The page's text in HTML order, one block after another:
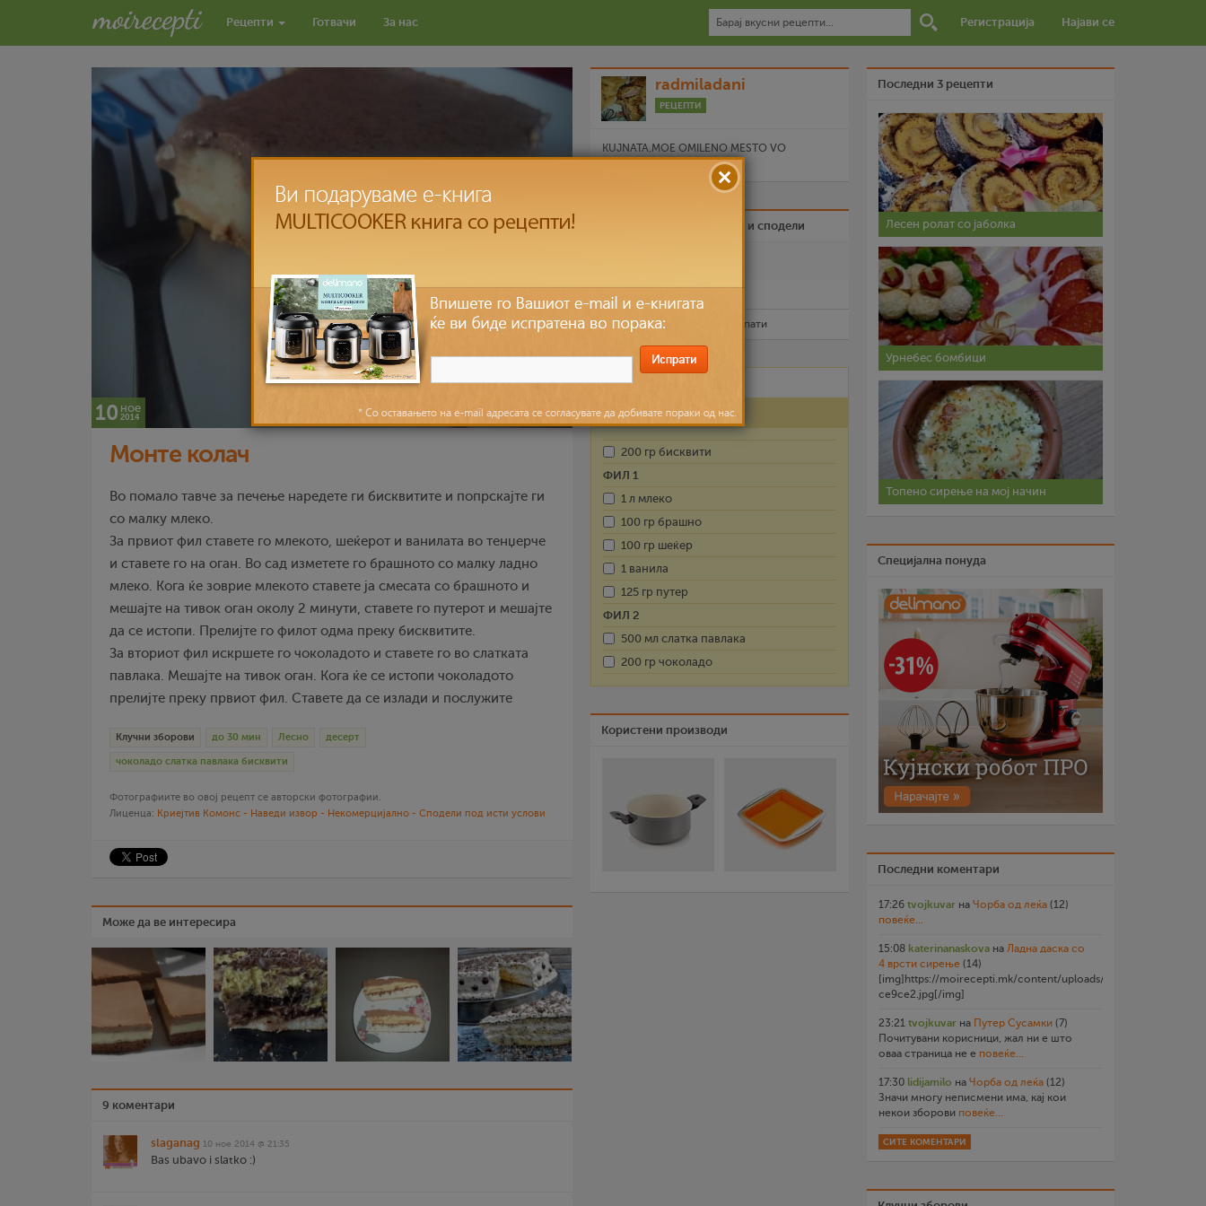
Рецепти Готвачи За нас Регистрација Најави се
10 ное
2014
Монте колач
Во помало тавче за печење наредете ги бисквитите и попрскајте ги
со малку млеко.
За првиот фил ставете го млекото, шеќерот и ванилата во тенџерче
и ставете го на оган. Во сад изметете го брашното со малку ладно
млеко. Кога ќе зоврие млекото ставете ја смесата со брашното и
мешајте на тивок оган околу 2 минути, ставете го путерот и мешајте
да се истопи. Прелијте го филот одма преку бисквитите.
За вториот фил искршете го чоколадото и ставете го во слатката
павлака. Мешајте на тивок оган. Кога ќе се истопи чоколадото
прелијте преку првиот фил. Ставете да се излади и послужите
Клучни зборови до 30 мин Лесно десерт
чоколадо слатка павлака бисквити
Фотографиите во овој рецепт се авторски фотографии.
Лиценца: Криејтив Комонс - Наведи извор - Некомерцијално - Сподели под исти услови
Може да ве интересира
9 коментари
slaganag 10 ное 2014 @ 21:35
Bas ubavo i slatko :)
radmiladani
РЕЦЕПТИ
KUJNATA,MOE OMILENO MESTO VO
KUKATA....
Биди вистински пријател и сподели
Испечати го рецептот
Рецептот е прочитан пати
Лесно
Состојки
200 гр бисквити
ФИЛ 1
1 л млеко
100 гр брашно
100 гр шеќер
1 ванила
125 гр путер
ФИЛ 2
500 мл слатка павлака
200 гр чоколадо
Користени производи
Последни 3 рецепти
Лесен ролат со јаболка
Урнебес бомбици
Топено сирење на мој начин
Специјална понуда
Последни коментари
17:26 tvojkuvar на Чорба од леќа (12)
повеќе...
15:08 katerinanaskova на Ладна даска со
4 врсти сирење (14)
[img]https://moirecepti.mk/content/uploads/2026/07/
ce9ce2.jpg[/img]
23:21 tvojkuvar на Путер Сусамки (7)
Почитувани корисници, жал ни е што
оваа страница не е повеќе...
17:30 lidijamilo на Чорба од леќа (12)
Значи многу неписмени има, кај кои
некои зборови повеќе...
СИТЕ КОМЕНТАРИ